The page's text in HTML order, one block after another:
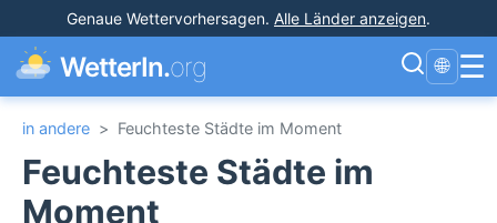
Genaue Wettervorhersagen. Alle Länder anzeigen.
WetterIn.org 🌐 ☰
in andere > Feuchteste Städte im Moment
Feuchteste Städte im
Moment